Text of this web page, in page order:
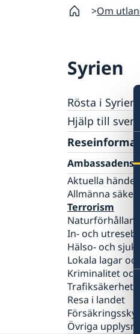
Om
Syrien
Rösta i Syrien
Hjälp till
Rösta i Syrien
Pass i Syrien
Förlust av pass
Svenskt
Akut hjälp
Larmcentraler
Juridisk hjälp i
Om du blir
Aktuella
Allmänna
Terrorism
In- och
Hälso- och
Lokala lagar
Kriminalitet
Trafiksäkerhet
Resa i landet
Övriga